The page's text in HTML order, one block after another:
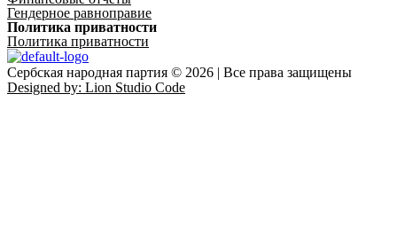
Гендерное равноправие
Политика приватности
Политика приватности
Сербская народная партия © 2026 | Все права защищены
Designed by: Lion Studio Code